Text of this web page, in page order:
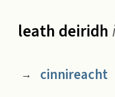
leath deiridh
→ cinnireacht